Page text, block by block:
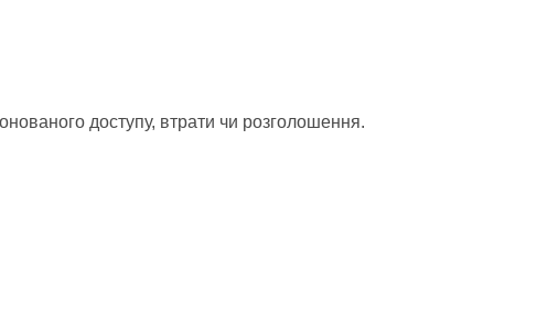
доступу, втрати чи розголошення.